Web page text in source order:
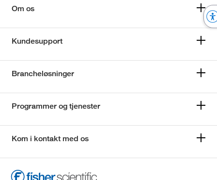
Om os
Kundesupport
Brancheløsninger
Programmer og tjenester
Kom i kontakt med os